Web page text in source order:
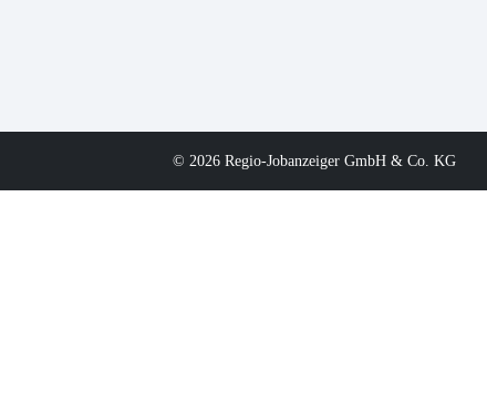
© 2026 Regio-Jobanzeiger GmbH & Co. KG